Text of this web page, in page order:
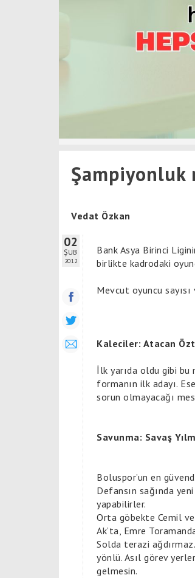
Şampiyonluk
Vedat Özkan
02
ŞUB
2012
Bank Asya Birinci
birlikte kadrodaki
Mevcut oyuncu
Kaleciler: Atacan
İlk yarıda oldu gibi bu
formanın ilk adayı.
sorun olmayacağı
Savunma: Savaş
Boluspor’un en
Defansın sağında
yapabilirler.
Orta göbekte Cemil ve
Ak’ta, Emre
Solda terazi
yönlü. Asıl görev
gelmesin.